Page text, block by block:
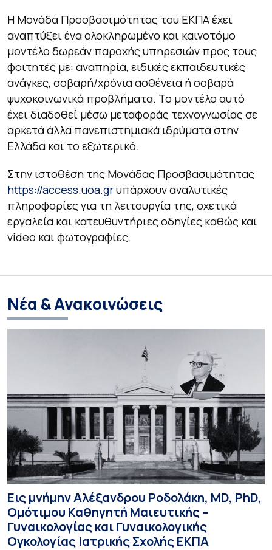
Η Μονάδα Προσβασιμότητας του ΕΚΠΑ έχει
αναπτύξει ένα ολοκληρωμένο και καινοτόμο
μοντέλο δωρεάν παροχής υπηρεσιών προς τους
φοιτητές με: αναπηρία, ειδικές εκπαιδευτικές
ανάγκες, σοβαρή/χρόνια ασθένεια ή σοβαρά
ψυχοκοινωνικά προβλήματα. Το μοντέλο αυτό
έχει διαδοθεί μέσω μεταφοράς τεχνογνωσίας σε
αρκετά άλλα πανεπιστημιακά ιδρύματα στην
Ελλάδα και το εξωτερικό.
Στην ιστοθέση της Μονάδας Προσβασιμότητας
https://access.uoa.grυπάρχουν αναλυτικές
πληροφορίες για τη λειτουργία της, σχετικά
εργαλεία και κατευθυντήριες οδηγίες καθώς και
video και φωτογραφίες.
Νέα & Ανακοινώσεις
Εις μνήμην Αλέξανδρου Ροδολάκη, MD, PhD,
Ομότιμου Καθηγητή Μαιευτικής –
Γυναικολογίας και Γυναικολογικής
Ογκολογίας Ιατρικής Σχολής ΕΚΠΑ